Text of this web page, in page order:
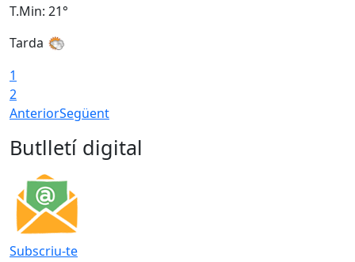
T.Min: 21°
Tarda
1
2
AnteriorSegüent
Butlletí digital
Subscriu-te